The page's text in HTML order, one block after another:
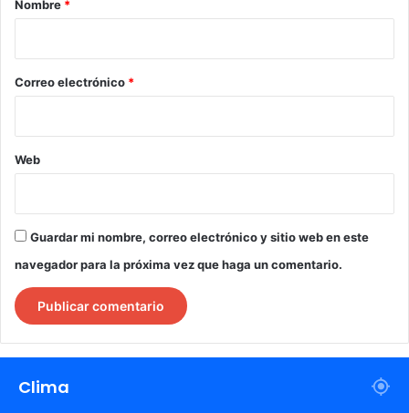
*
Nombre *
Correo electrónico *
Web
Guardar mi nombre, correo electrónico y sitio web en este
navegador para la próxima vez que haga un comentario.
Clima